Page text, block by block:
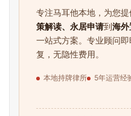
专注马耳他本地，为您提
策解读、永居申请到海外
一站式方案。专业顾问即
复，无隐性费用。
本地持牌律所 5年运营经